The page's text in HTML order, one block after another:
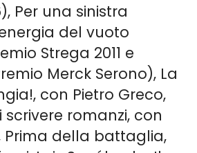
Per una sinistra
del vuoto
Strega 2011 e
Merck Serono), La
con Pietro Greco,
scrivere romanzi, con
Prima della battaglia,